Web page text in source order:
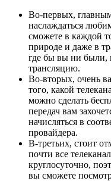
Во-первых,
наслаждаться
сможете в каждой
природе и даже в
где бы вы ни были,
трансляцию.
Во-вторых, очень
того, какой
можно сделать
передач вам
начисляться в
провайдера.
В-третьих, стоит
почти все
круглосуточно,
вы сможете